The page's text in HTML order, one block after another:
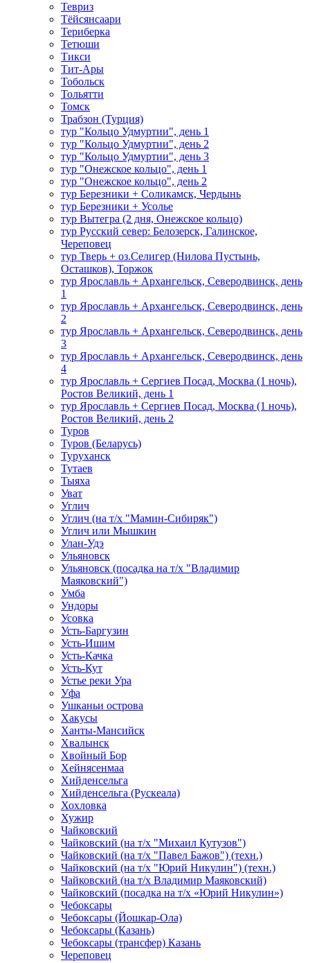
Тевриз
Тёйсянсаари
Териберка
Тетюши
Тикси
Тит-Ары
Тобольск
Тольятти
Томск
Трабзон (Турция)
тур "Кольцо Удмуртии", день 1
тур "Кольцо Удмуртии", день 2
тур "Кольцо Удмуртии", день 3
тур "Онежское кольцо", день 1
тур "Онежское кольцо", день 2
тур Березники + Соликамск, Чердынь
тур Березники + Усолье
тур Вытегра (2 дня, Онежское кольцо)
тур Русский север: Белозерск, Галинское,
Череповец
тур Тверь + оз.Селигер (Нилова Пустынь,
Осташков), Торжок
тур Ярославль + Архангельск, Северодвинск, день
1
тур Ярославль + Архангельск, Северодвинск, день
2
тур Ярославль + Архангельск, Северодвинск, день
3
тур Ярославль + Архангельск, Северодвинск, день
4
тур Ярославль + Сергиев Посад, Москва (1 ночь),
Ростов Великий, день 1
тур Ярославль + Сергиев Посад, Москва (1 ночь),
Ростов Великий, день 2
Туров
Туров (Беларусь)
Туруханск
Тутаев
Тыяха
Уват
Углич
Углич (на т/х "Мамин-Сибиряк")
Углич или Мышкин
Улан-Удэ
Ульяновск
Ульяновск (посадка на т/х "Владимир
Маяковский")
Умба
Ундоры
Усовка
Усть-Баргузин
Усть-Ишим
Усть-Качка
Усть-Кут
Устье реки Ура
Уфа
Ушканьи острова
Хакусы
Ханты-Мансийск
Хвалынск
Хвойный Бор
Хейнясенмаа
Хийденсельга
Хийденсельга (Рускеала)
Хохловка
Хужир
Чайковский
Чайковский (на т/х "Михаил Кутузов")
Чайковский (на т/х "Павел Бажов") (техн.)
Чайковский (на т/х "Юрий Никулин") (техн.)
Чайковский (на т/х Владимир Маяковский)
Чайковский (посадка на т/х «Юрий Никулин»)
Чебоксары
Чебоксары (Йошкар-Ола)
Чебоксары (Казань)
Чебоксары (трансфер) Казань
Череповец